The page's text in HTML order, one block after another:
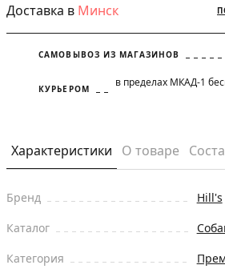
Доставка в Минск
САМОВЫВОЗ ИЗ МАГАЗИНОВ
КУРЬЕРОМ в пределах МКАД-1
Характеристики О товаре
Бренд
Hill's
Каталог
Категория